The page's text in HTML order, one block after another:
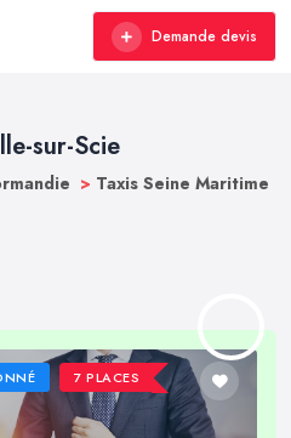
Demande devis
sur-Scie
> Taxis Seine Maritime
7 PLACES